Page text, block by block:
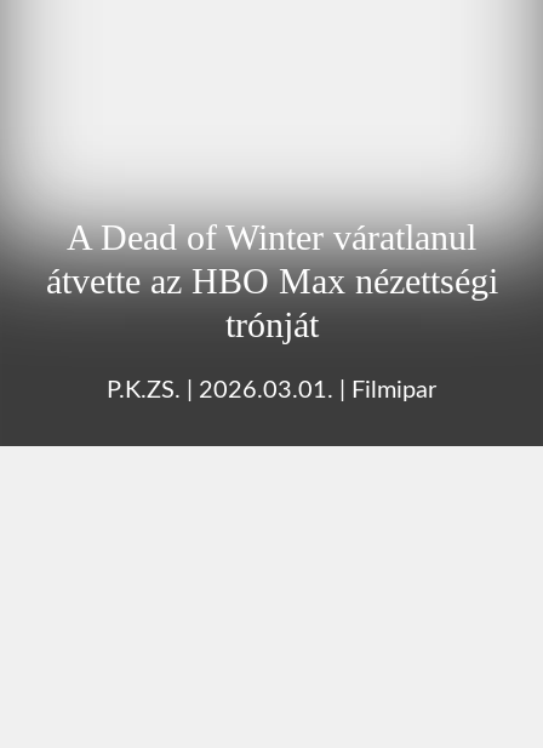
A Dead of Winter váratlanul
átvette az HBO Max nézettségi
trónját
P.K.ZS. 2026.03.01. Filmipar